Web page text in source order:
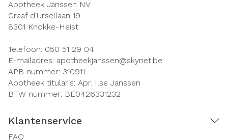
Apotheek Janssen NV
Graaf d'Ursellaan 19
8301 Knokke-Heist
Telefoon: 050 51 29 04
E-mailadres: apotheekjanssen@skynet.be
APB nummer: 310911
Apotheek titularis: Apr. Ilse Janssen
BTW nummer: BE0426331232
Klantenservice
FAQ